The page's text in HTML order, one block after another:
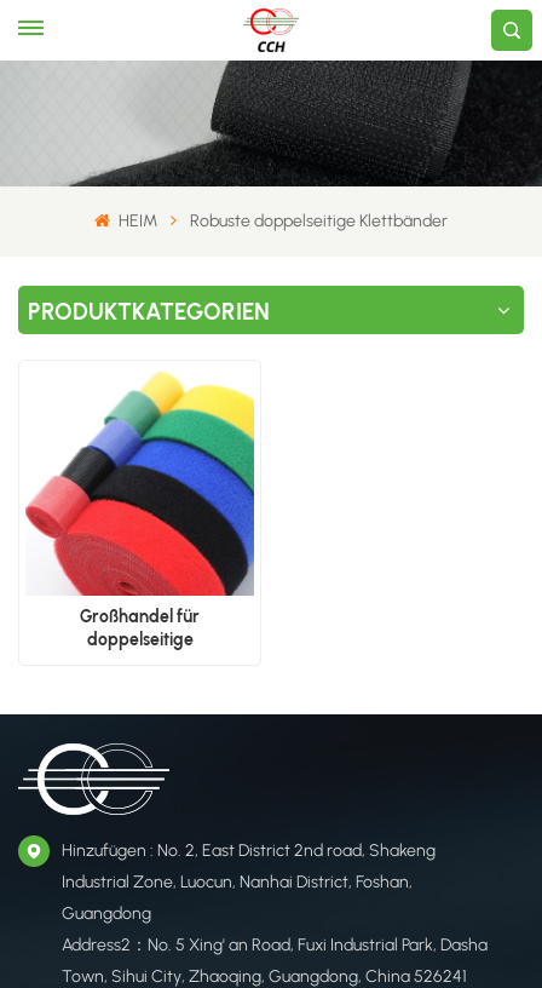
HEIM Robuste doppelseitige Klettbänder
PRODUKTKATEGORIEN
Großhandel für
doppelseitige
Hinzufügen : No. 2, East District 2nd road, Shakeng
Industrial Zone, Luocun, Nanhai District, Foshan,
Guangdong
Address2：No. 5 Xing' an Road, Fuxi Industrial Park, Dasha
Town, Sihui City, Zhaoqing, Guangdong, China 526241